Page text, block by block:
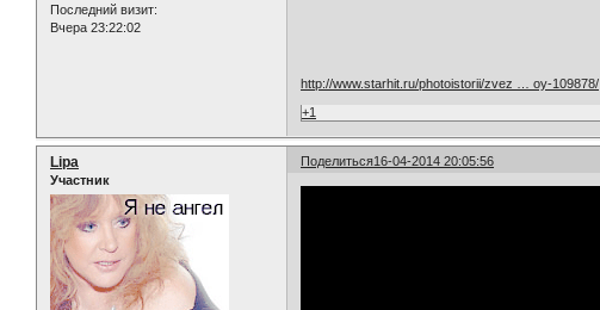
Последний визит:
Вчера 23:22:02
http://www.starhit.ru/photoistorii/zvez … oy-109878/
+1
Поделиться16-04-2014 20:05:56
Lipa
Участник